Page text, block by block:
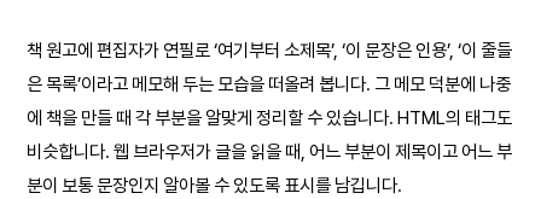
책 원고에 편집자가 연필로 ‘여기부터 소제목’, ‘이 문장은 인용’, ‘이 줄들
은 목록’이라고 메모해 두는 모습을 떠올려 봅니다. 그 메모 덕분에 나중
에 책을 만들 때 각 부분을 알맞게 정리할 수 있습니다. HTML의 태그도
비슷합니다. 웹 브라우저가 글을 읽을 때, 어느 부분이 제목이고 어느 부
분이 보통 문장인지 알아볼 수 있도록 표시를 남깁니다.